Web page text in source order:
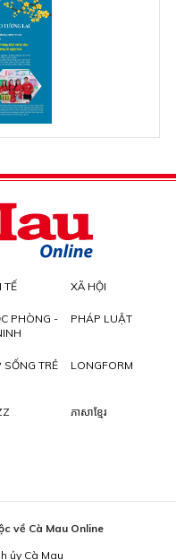
TẾ XÃ HỘI
PHÒNG -
PHÁP LUẬT
SỐNG TRẺ LONGFORM
ភាសាខ្មែរ
về Cà Mau Online
ủy Cà Mau